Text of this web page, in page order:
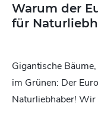
Warum der
für
Gigantische
im Grünen: Der
Naturliebhaber! Wir